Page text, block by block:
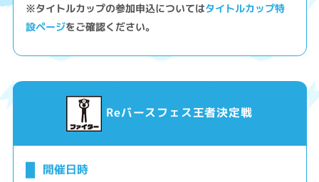
※タイトルカップの参加申込についてはタイトルカップ特
設ページをご確認ください。
Reバースフェス王者決定戦
開催日時